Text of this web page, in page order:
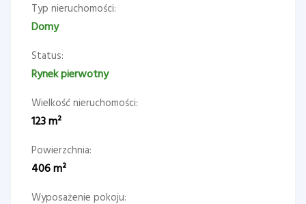
Typ nieruchomości:
Domy
Status:
Rynek pierwotny
Wielkość nieruchomości:
123m²
Powierzchnia:
406m²
Wyposażenie pokoju: